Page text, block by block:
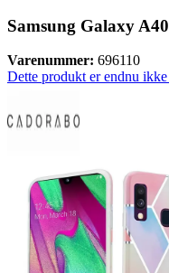
Samsung Galaxy
Varenummer: 696110
Dette produkt er endnu